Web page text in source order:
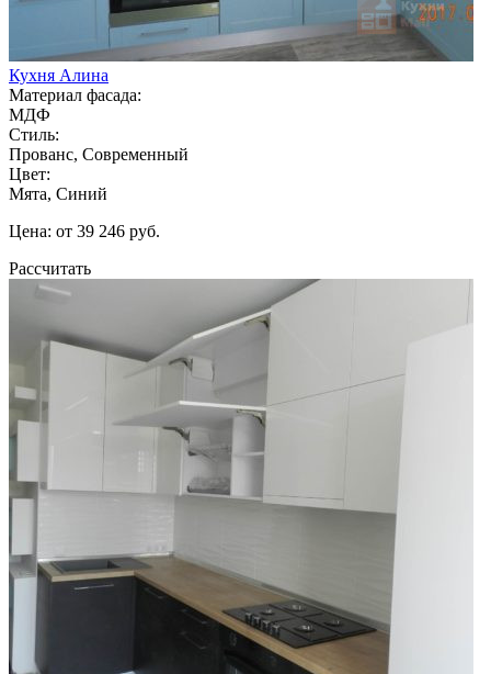
Кухня Алина
Материал фасада:
МДФ
Стиль:
Прованс, Современный
Цвет:
Мята, Синий
Цена: от 39 246 руб.
Рассчитать